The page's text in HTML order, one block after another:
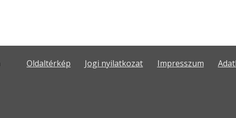
Oldaltérkép Jogi nyilatkozat Impresszum